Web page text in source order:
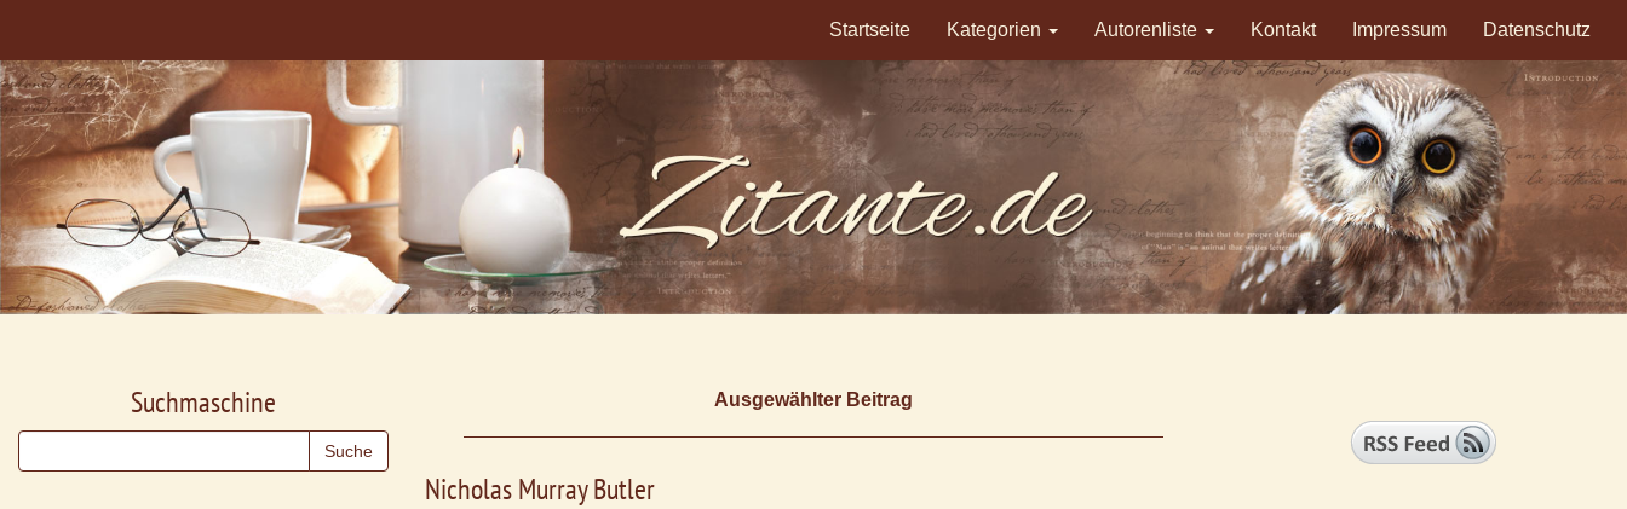
Startseite Kategorien Autorenliste Kontakt Impressum Datenschutz
Ausgewählter Beitrag
Nicholas Murray Butler
Suchmaschine